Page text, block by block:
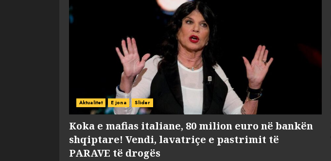
Aktualitet E jona Slider
Koka e mafias italiane, 80 milion euro në bankën
shqiptare! Vendi, lavatriçe e pastrimit të
PARAVE të drogës